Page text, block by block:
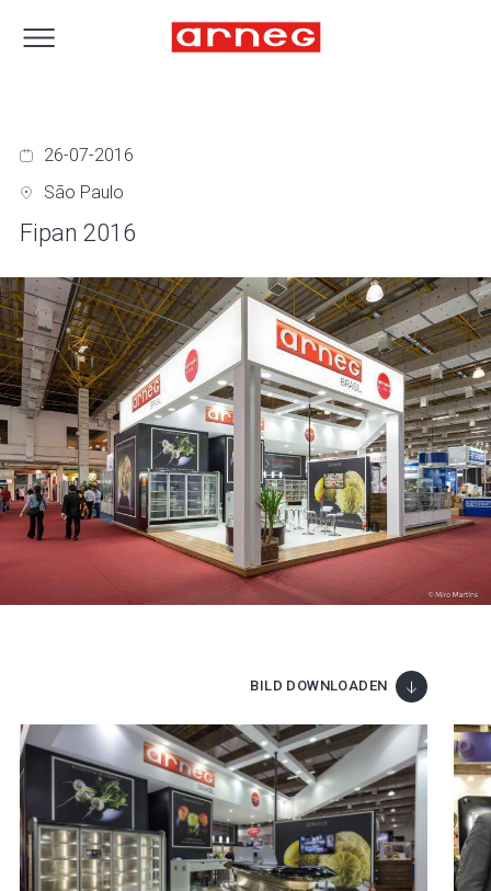
26-07-2016
São Paulo
Fipan 2016
BILD DOWNLOADEN